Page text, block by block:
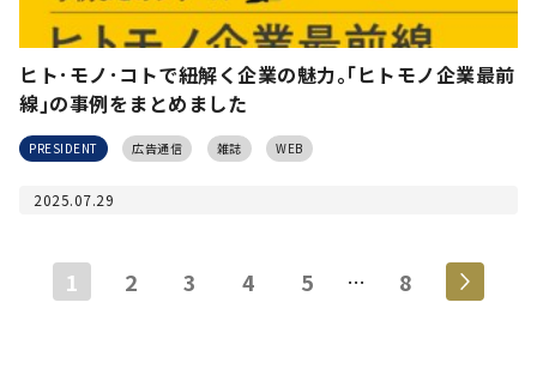
ヒト･モノ･コトで紐解く企業の魅力｡｢ヒトモノ企業最前
線｣の事例をまとめました
PRESIDENT 広告通信 雑誌 WEB
2025.07.29
1 2 3 4 5 … 8